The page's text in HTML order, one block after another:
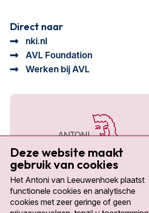
Direct naar
nki.nl
AVL Foundation
Werken bij AVL
Social media
Deze website maakt
gebruik van cookies
Het Antoni van Leeuwenhoek plaatst
functionele cookies en analytische
cookies met zeer geringe of geen